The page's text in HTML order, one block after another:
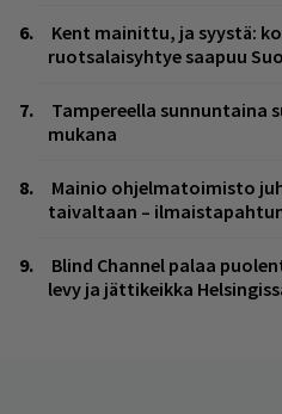
Kent mainittu, ja syystä:
ruotsalaisyhtye saapuu
Tampereella sunnuntaina
mukana
Mainio ohjelmatoimisto
taivaltaan –
Blind Channel palaa
levy ja jättikeikka